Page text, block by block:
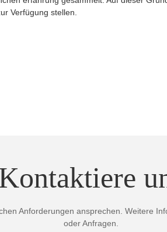
Verfügung stellen.
Anforderungen ansprechen. Weitere
oder Anfragen.